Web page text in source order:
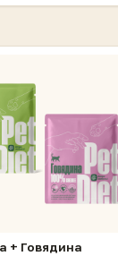
+ Говядина